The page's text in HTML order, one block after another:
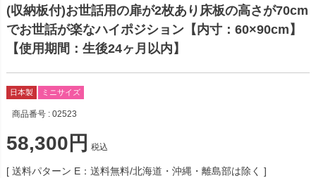
(収納板付)お世話用の扉が2枚あり床板の高さが70cm
でお世話が楽なハイポジション【内寸：60×90cm】
【使用期間：生後24ヶ月以内】
日本製 ミニサイズ
商品番号 02523
58,300 税込
送料パターン E：送料無料/北海道・沖縄・離島部は除く